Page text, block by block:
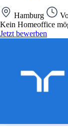
Hamburg
Kein Homeoffice
Jetzt bewerben